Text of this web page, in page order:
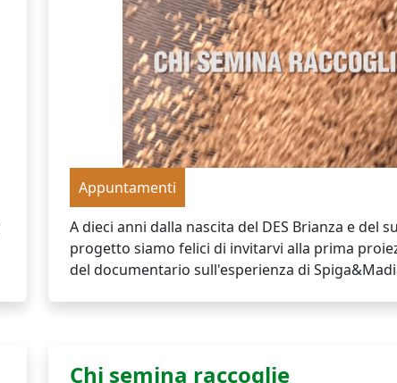
Appuntamenti
A dieci anni dalla nascita del DES Brianza e del
progetto​ siamo felici di invitarvi alla prima
del documentario sull'esperienza di
Chi semina raccoglie